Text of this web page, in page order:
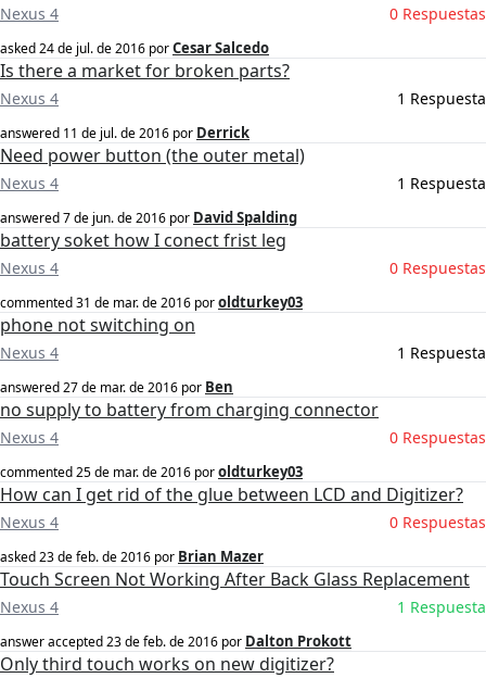
Nexus 4 0 Respuestas
asked24 de jul. de 2016 porCesar Salcedo
Is there a market for broken parts?
Nexus 4 1 Respuesta
answered 11 de jul. de 2016 por Derrick
Need power button (the outer metal)
Nexus 4 1 Respuesta
answered7 de jun. de 2016 por David Spalding
battery soket how I conect frist leg
Nexus 4 0 Respuestas
commented31 de mar. de 2016 poroldturkey03
phone not switching on
Nexus 4 1 Respuesta
answered27 de mar. de 2016 por Ben
no supply to battery from charging connector
Nexus 4 0 Respuestas
commented25 de mar. de 2016 poroldturkey03
How can I get rid of the glue between LCD and Digitizer?
Nexus 4 0 Respuestas
asked23 de feb. de 2016 por Brian Mazer
Touch Screen Not Working After Back Glass Replacement
Nexus 4 1 Respuesta
answer accepted23 de feb. de 2016 por Dalton Prokott
Only third touch works on new digitizer?